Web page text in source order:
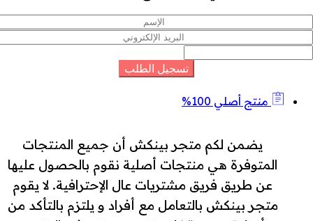
منتج أصلي 100%
يضمن لكم متجر بينكش أن جميع المنتجات
المتوفرة هي منتجات أصلية نقوم بالحصول عليها
عن طريق فريق مشتريات عال الإحترافية. لا يقوم
متجر بينكش بالتعامل مع أفراد و يلتزم بالتأكد من